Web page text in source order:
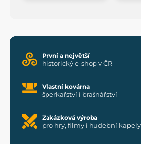
První a největší
historický e-shop v ČR
Vlastní kovárna
šperkařství i brašnářství
Zakázková výroba
pro hry, filmy i hudební kapely